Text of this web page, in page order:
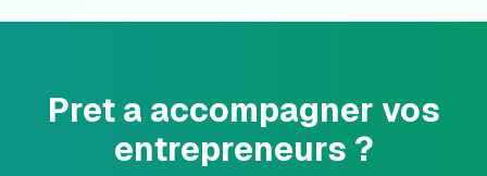
Pret a accompagner vos
entrepreneurs ?